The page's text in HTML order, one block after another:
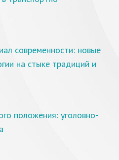
современности: новые
на стыке традиций и
положения: уголовно-